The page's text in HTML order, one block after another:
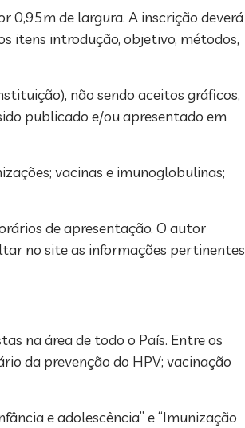
0,95m de largura. A inscrição deverá
itens introdução, objetivo, métodos,
não sendo aceitos gráficos,
publicado e/ou apresentado em
vacinas e imunoglobulinas;
de apresentação. O autor
no site as informações pertinentes
na área de todo o País. Entre os
da prevenção do HPV; vacinação
e adolescência” e “Imunização